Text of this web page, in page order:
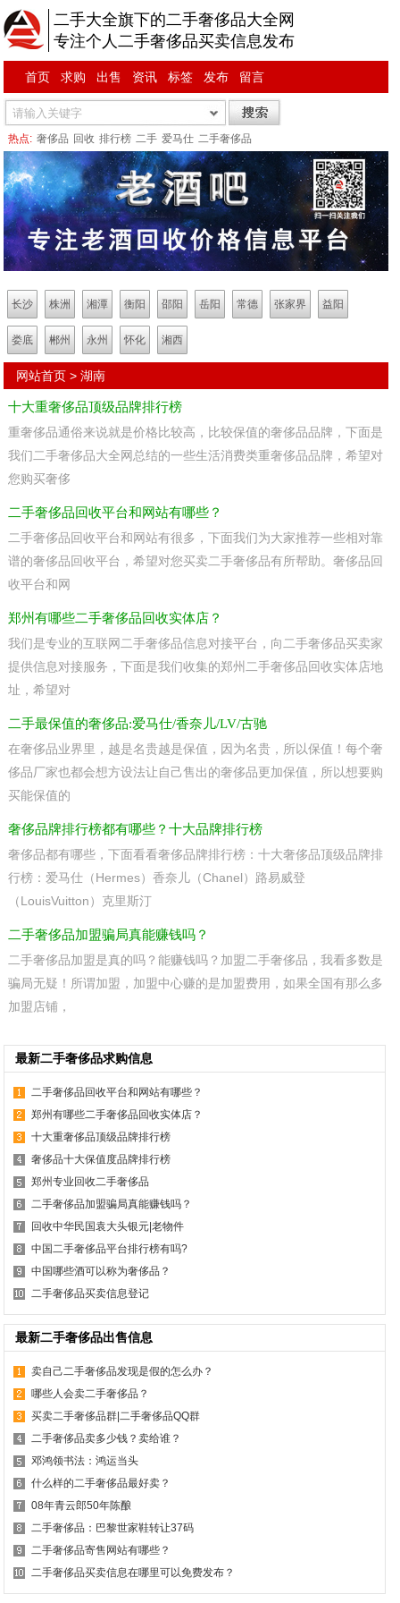
二手大全旗下的二手奢侈品大全网
专注个人二手奢侈品买卖信息发布
首页 求购 出售 资讯 标签 发布 留言
热点: 奢侈品 回收 排行榜 二手 爱马仕 二手奢侈品
长沙 株洲 湘潭 衡阳 邵阳 岳阳 常德 张家界 益阳
娄底 郴州 永州 怀化 湘西
网站首页 >湖南
十大重奢侈品顶级品牌排行榜
重奢侈品通俗来说就是价格比较高，比较保值的奢侈品品牌，下面是
我们二手奢侈品大全网总结的一些生活消费类重奢侈品品牌，希望对
您购买奢侈
二手奢侈品回收平台和网站有哪些？
二手奢侈品回收平台和网站有很多，下面我们为大家推荐一些相对靠
谱的奢侈品回收平台，希望对您买卖二手奢侈品有所帮助。奢侈品回
收平台和网
郑州有哪些二手奢侈品回收实体店？
我们是专业的互联网二手奢侈品信息对接平台，向二手奢侈品买卖家
提供信息对接服务，下面是我们收集的郑州二手奢侈品回收实体店地
址，希望对
二手最保值的奢侈品:爱马仕/香奈儿/LV/古驰
在奢侈品业界里，越是名贵越是保值，因为名贵，所以保值！每个奢
侈品厂家也都会想方设法让自己售出的奢侈品更加保值，所以想要购
买能保值的
奢侈品牌排行榜都有哪些？十大品牌排行榜
奢侈品都有哪些，下面看看奢侈品牌排行榜：十大奢侈品顶级品牌排
行榜：爱马仕（Hermes）香奈儿（Chanel）路易威登
（LouisVuitton）克里斯汀
二手奢侈品加盟骗局真能赚钱吗？
二手奢侈品加盟是真的吗？能赚钱吗？加盟二手奢侈品，我看多数是
骗局无疑！所谓加盟，加盟中心赚的是加盟费用，如果全国有那么多
加盟店铺，
最新二手奢侈品求购信息
二手奢侈品回收平台和网站有哪些？
郑州有哪些二手奢侈品回收实体店？
十大重奢侈品顶级品牌排行榜
奢侈品十大保值度品牌排行榜
郑州专业回收二手奢侈品
二手奢侈品加盟骗局真能赚钱吗？
回收中华民国袁大头银元|老物件
中国二手奢侈品平台排行榜有吗?
中国哪些酒可以称为奢侈品？
二手奢侈品买卖信息登记
最新二手奢侈品出售信息
卖自己二手奢侈品发现是假的怎么办？
哪些人会卖二手奢侈品？
买卖二手奢侈品群|二手奢侈品QQ群
二手奢侈品卖多少钱？卖给谁？
邓鸿领书法：鸿运当头
什么样的二手奢侈品最好卖？
08年青云郎50年陈酿
二手奢侈品：巴黎世家鞋转让37码
二手奢侈品寄售网站有哪些？
二手奢侈品买卖信息在哪里可以免费发布？